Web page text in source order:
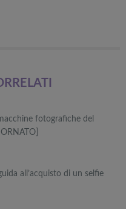
fotografiche del
all’acquisto di un selfie